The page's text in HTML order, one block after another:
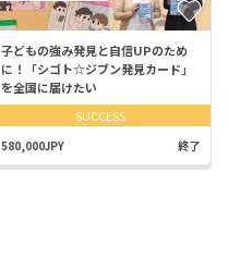
子どもの強み発見と自信UPのため
に！「シゴト☆ジブン発見カード」
を全国に届けたい
SUCCESS
580,000JPY 終了